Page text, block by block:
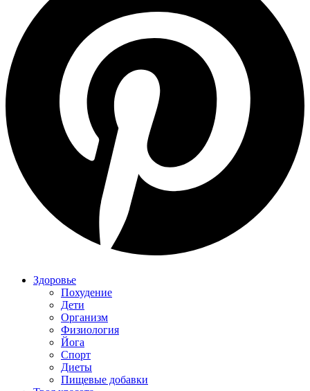
Здоровье
Похудение
Дети
Организм
Физиология
Йога
Спорт
Диеты
Пищевые добавки